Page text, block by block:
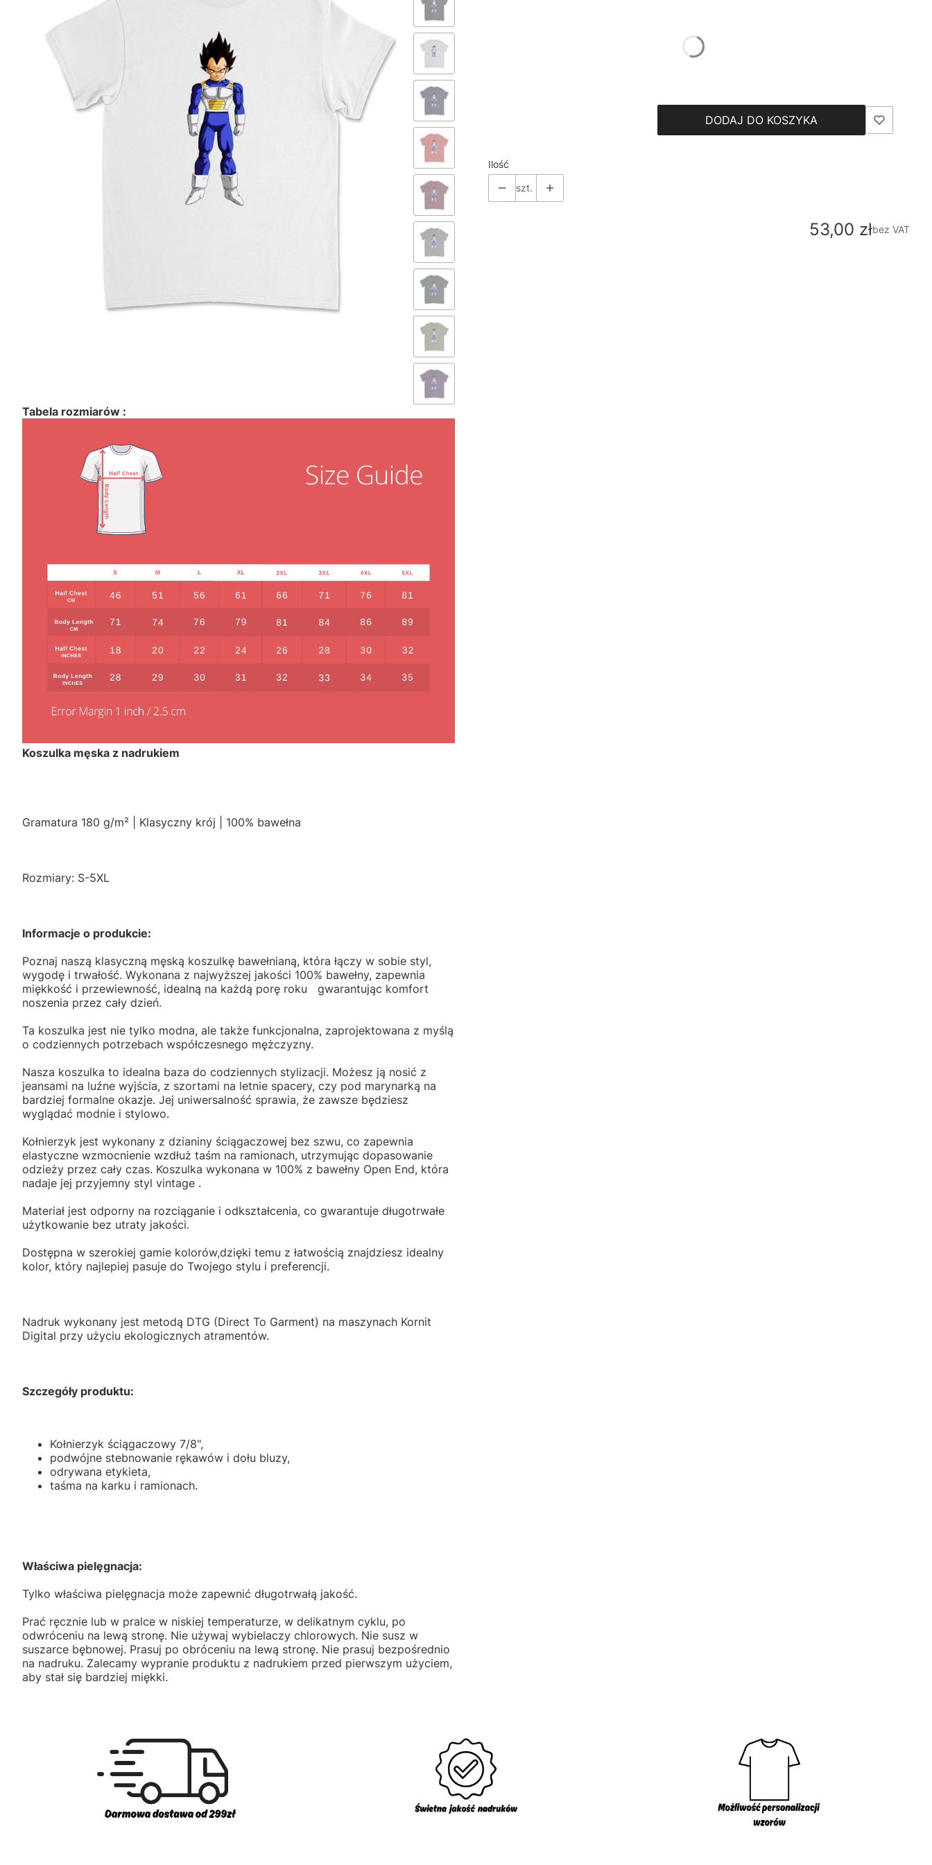
DODAJ DO KOSZYKA
Ilość
szt.
Cena
53,00 złbez VAT
Tabela rozmiarów :
Koszulka męska z nadrukiem
Gramatura 180 g/m² | Klasyczny krój | 100% bawełna
Rozmiary: S-5XL
Informacje o produkcie:
Poznaj naszą klasyczną męską koszulkę bawełnianą, która łączy w sobie styl,
wygodę i trwałość. Wykonana z najwyższej jakości 100% bawełny, zapewnia
miękkość i przewiewność, idealną na każdą porę roku gwarantując komfort
noszenia przez cały dzień.
Ta koszulka jest nie tylko modna, ale także funkcjonalna, zaprojektowana z myślą
o codziennych potrzebach współczesnego mężczyzny.
Nasza koszulka to idealna baza do codziennych stylizacji. Możesz ją nosić z
jeansami na luźne wyjścia, z szortami na letnie spacery, czy pod marynarką na
bardziej formalne okazje. Jej uniwersalność sprawia, że zawsze będziesz
wyglądać modnie i stylowo.
Kołnierzyk jest wykonany z dzianiny ściągaczowej bez szwu, co zapewnia
elastyczne wzmocnienie wzdłuż taśm na ramionach, utrzymując dopasowanie
odzieży przez cały czas. Koszulka wykonana w 100% z bawełny Open End, która
nadaje jej przyjemny styl vintage .
Materiał jest odporny na rozciąganie i odkształcenia, co gwarantuje długotrwałe
użytkowanie bez utraty jakości.
Dostępna w szerokiej gamie kolorów,dzięki temu z łatwością znajdziesz idealny
kolor, który najlepiej pasuje do Twojego stylu i preferencji.
Nadruk wykonany jest metodą DTG (Direct To Garment) na maszynach Kornit
Digital przy użyciu ekologicznych atramentów.
Szczegóły produktu:
Kołnierzyk ściągaczowy 7/8",
podwójne stebnowanie rękawów i dołu bluzy,
odrywana etykieta,
taśma na karku i ramionach.
Właściwa pielęgnacja:
Tylko właściwa pielęgnacja może zapewnić długotrwałą jakość.
Prać ręcznie lub w pralce w niskiej temperaturze, w delikatnym cyklu, po
odwróceniu na lewą stronę. Nie używaj wybielaczy chlorowych. Nie susz w
suszarce bębnowej. Prasuj po obróceniu na lewą stronę. Nie prasuj bezpośrednio
na nadruku. Zalecamy wypranie produktu z nadrukiem przed pierwszym użyciem,
aby stał się bardziej miękki.